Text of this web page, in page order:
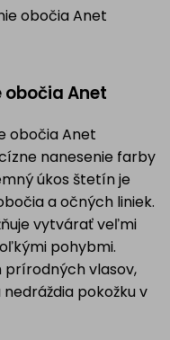
Anet
obočia Anet
nanesenie farby
úkos štetín je
a očných liniek.
vytvárať veľmi
pohybmi.
prírodných vlasov,
pokožku v